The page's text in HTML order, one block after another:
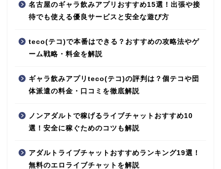
名古屋のギャラ飲みアプリおすすめ15選！出張や接
待でも使える優良サービスと安全な遊び方
teco(テコ)で本番はできる？おすすめの攻略法やゲ
ーム戦略・料金を解説
ギャラ飲みアプリteco(テコ)の評判は？個テコや団
体派遣の料金・口コミを徹底解説
ノンアダルトで稼げるライブチャットおすすめ10
選！安全に稼ぐためのコツも解説
アダルトライブチャットおすすめランキング19選！
無料のエロライブチャットを解説